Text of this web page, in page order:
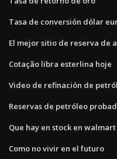
Tasa de conversión dólar
El mejor sitio de reserva de
Cotação libra esterlina hoje
Video de refinación de
Reservas de petróleo
Que hay en stock en walmart
Como no vivir en el futuro